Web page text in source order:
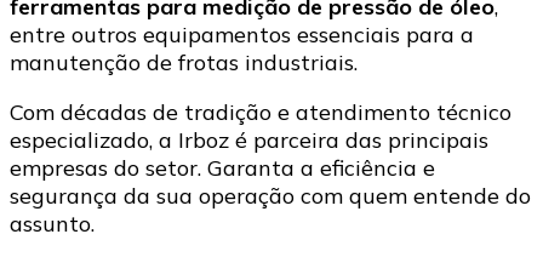
ferramentas para medição de pressão de óleo,
entre outros equipamentos essenciais para a
manutenção de frotas industriais.
Com décadas de tradição e atendimento técnico
especializado, a Irboz é parceira das principais
empresas do setor. Garanta a eficiência e
segurança da sua operação com quem entende do
assunto.